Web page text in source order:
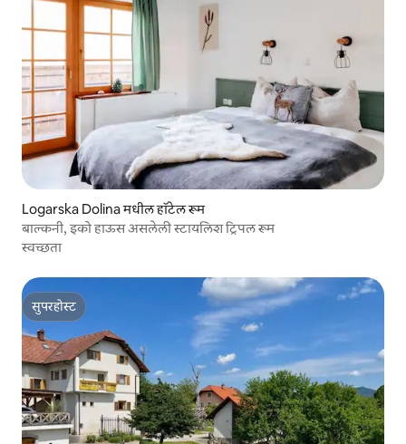
Logarska Dolina मधील हॉटेल रूम
बाल्कनी, इको हाऊस असलेली स्टायलिश ट्रिपल रूम
स्वच्छता
सुपरहोस्ट
सुपरहोस्ट